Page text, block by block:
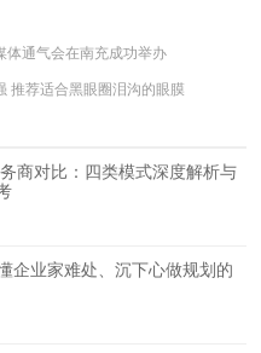
体通气会在南充成功举办
推荐适合黑眼圈泪沟的眼膜
商对比：四类模式深度解析与
企业家难处、沉下心做规划的